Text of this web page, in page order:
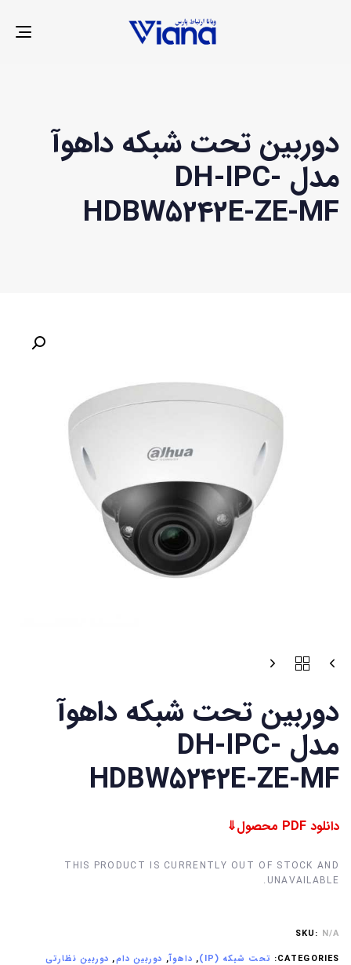
دوربین تحت شبکه داهوآ
مدل DH-IPC-
HDBW5242E-ZE-MF
دوربین تحت شبکه داهوآ
مدل DH-IPC-
HDBW5242E-ZE-MF
دانلود PDF محصول⇓
THIS PRODUCT IS CURRENTLY OUT OF STOCK AND
UNAVAILABLE.
SKU: N/A
CATEGORIES:
تحت شبکه (IP) , داهوآ, دوربین دام, دوربین نظارتی